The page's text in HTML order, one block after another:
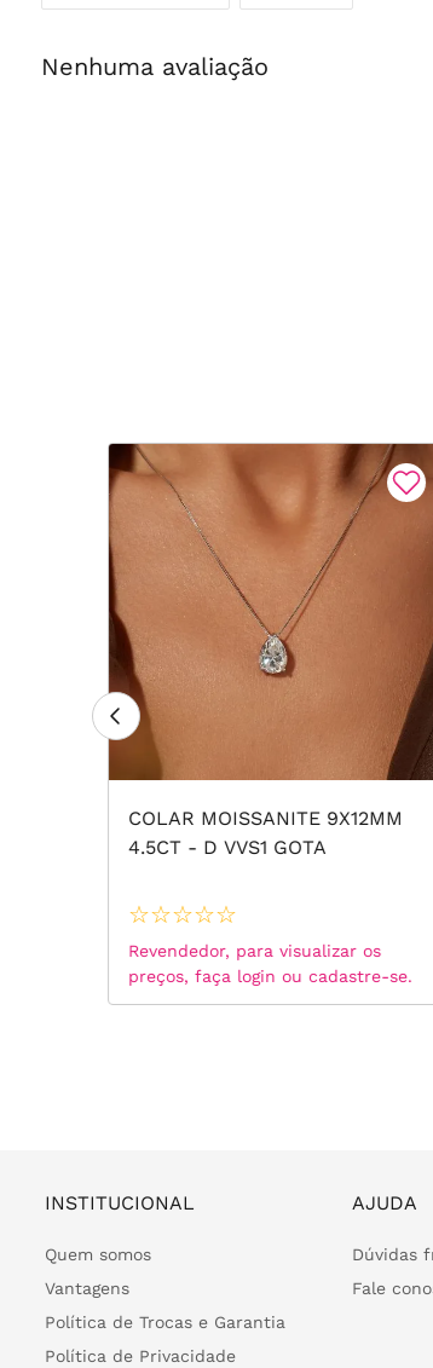
Nenhuma avaliação
COLAR MOISSANITE 9X12MM
4.5CT - D VVS1 GOTA
☆☆☆☆☆
Revendedor, para visualizar os
preços, faça login ou cadastre-se.
INSTITUCIONAL
Quem somos
Vantagens
Política de Trocas e Garantia
Política de Privacidade
AJUDA
Dúvidas
Fale